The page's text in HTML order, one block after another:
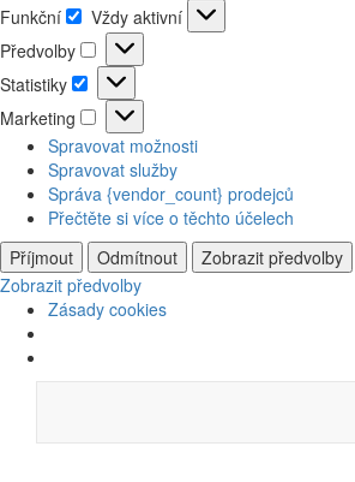
Funkční
Funkční
Vždy aktivní
Předvolby
Předvolby
Statistiky
Statistiky
Marketing
Marketing
Spravovat možnosti
Spravovat služby
Správa {vendor_count} prodejců
Přečtěte si více o těchto účelech
Příjmout
Odmítnout Zobrazit předvolby
Zobrazit předvolby
Zásady cookies
content